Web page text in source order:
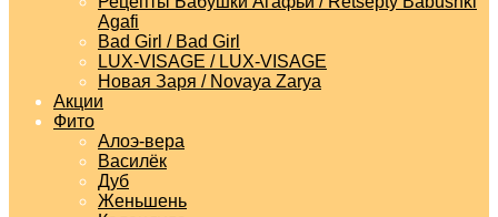
Agafi
Bad Girl / Bad Girl
LUX-VISAGE / LUX-VISAGE
Новая Заря / Novaya Zarya
Акции
Фито
Алоэ-вера
Василёк
Дуб
Женьшень